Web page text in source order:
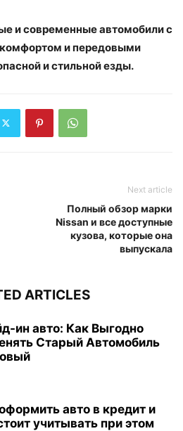
и современные автомобили с
и передовыми
и стильной езды.
Next article
Полный обзор марки
Nissan и все доступные
кузова, которые она
выпускала
ARTICLES
ин авто: Как Выгодно
Старый Автомобиль
авто в кредит и
учитывать при этом